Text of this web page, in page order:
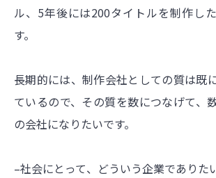
ル、5年後には200タイトルを制作し
す。
長期的には、制作会社としての質は既
ているので、その質を数につなげて、
の会社になりたいです。
–社会にとって、どういう企業でありた